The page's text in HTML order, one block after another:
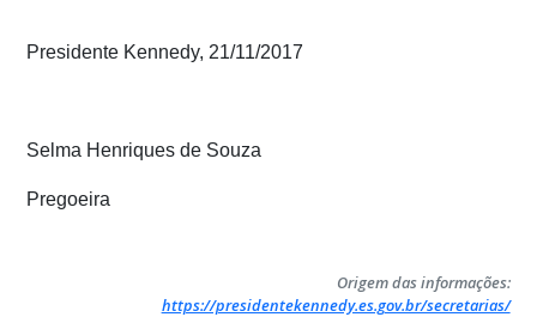
Presidente Kennedy, 21/11/2017
Selma Henriques de Souza
Pregoeira
Origem das informações:
https://presidentekennedy.es.gov.br/secretarias/